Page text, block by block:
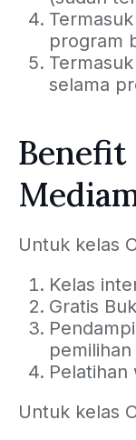
program
selama
Benefit
Untuk kelas
Kelas
Gratis
Untuk kelas